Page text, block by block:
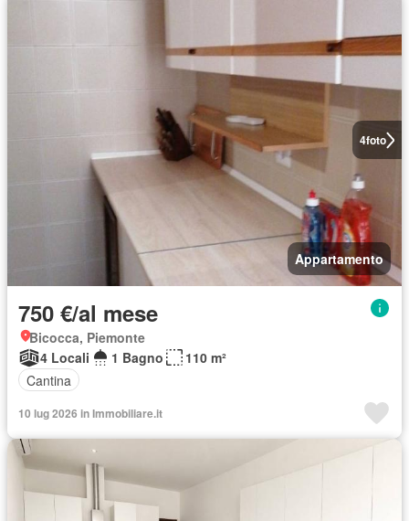
4foto
Appartamento
750 €/al mese
Bicocca, Piemonte
4 Locali
1 Bagno
110 m²
Cantina
10 lug 2026 in Immobiliare.it